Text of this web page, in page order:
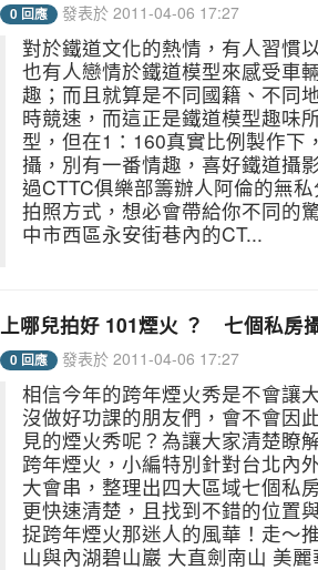
0 回應 發表於 2011-04-06 17:27
對於鐵道文化的熱情，有人習慣
也有人戀情於鐵道模型來感受車
趣；而且就算是不同國籍、不同
時競速，而這正是鐵道模型趣味
型，但在1：160真實比例製作下
攝，別有一番情趣，喜好鐵道攝
過CTTC俱樂部籌辦人阿倫的無
拍照方式，想必會帶給你不同的
中市西區永安街巷內的CT...
上哪兒拍好 101煙火 ？ 七個私房
0 回應 發表於 2011-04-06 17:27
相信今年的跨年煙火秀是不會讓
沒做好功課的朋友們，會不會因
見的煙火秀呢？為讓大家清楚瞭
跨年煙火，小編特別針對台北內
大會串，整理出四大區域七個私
更快速清楚，且找到不錯的位置
捉跨年煙火那迷人的風華！走～
山與內湖碧山巖 大直劍南山 美